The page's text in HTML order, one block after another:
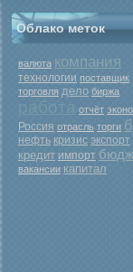
Облако меток
валюта компания
технологии поставщик
торговля дело биржа
отчёт
Россия отрасль торги
нефть кризис экспорт
кредит импорт
вакансии капитал